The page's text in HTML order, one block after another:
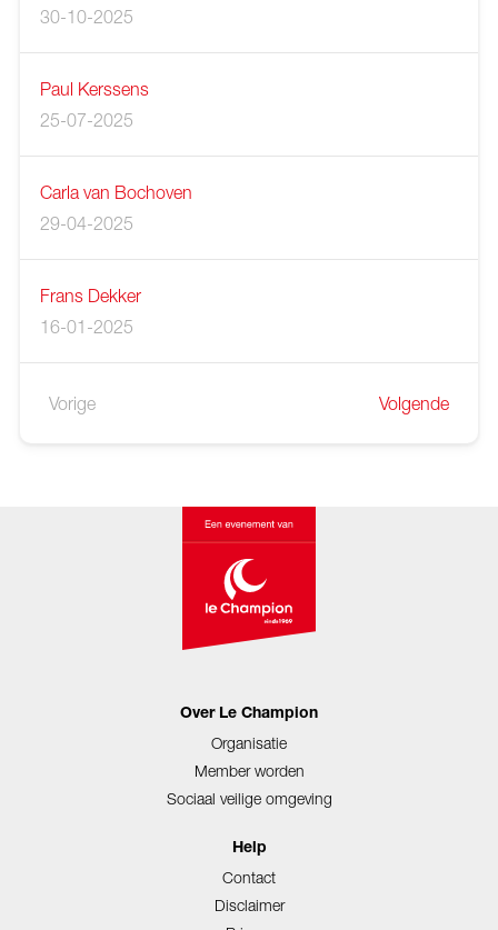
30-10-2025
Paul Kerssens
25-07-2025
Carla van Bochoven
29-04-2025
Frans Dekker
16-01-2025
Vorige Volgende
Over Le Champion
Organisatie
Member worden
Sociaal veilige omgeving
Help
Contact
Disclaimer